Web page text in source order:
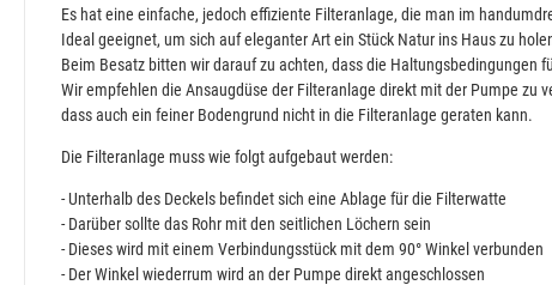
Es hat eine einfache, jedoch effiziente Filteranlage, die man im
Ideal geeignet, um sich auf eleganter Art ein Stück Natur ins Haus zu
Beim Besatz bitten wir darauf zu achten, dass die Haltungsbedingungen
Wir empfehlen die Ansaugdüse der Filteranlage direkt mit der Pumpe zu
dass auch ein feiner Bodengrund nicht in die Filteranlage geraten kann.
Die Filteranlage muss wie folgt aufgebaut werden:
- Unterhalb des Deckels befindet sich eine Ablage für die Filterwatte
- Darüber sollte das Rohr mit den seitlichen Löchern sein
- Dieses wird mit einem Verbindungsstück mit dem 90° Winkel verbunden
- Der Winkel wiederrum wird an der Pumpe direkt angeschlossen